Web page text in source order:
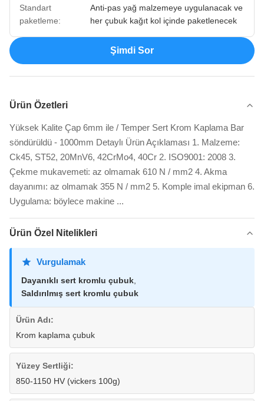
Standart
paketleme:
Anti-pas yağ malzemeye uygulanacak ve
her çubuk kağıt kol içinde paketlenecek
Şimdi Sor
Ürün Özetleri
Yüksek Kalite Çap 6mm ile / Temper Sert Krom Kaplama Bar
söndürüldü - 1000mm Detaylı Ürün Açıklaması 1. Malzeme:
Ck45, ST52, 20MnV6, 42CrMo4, 40Cr 2. ISO9001: 2008 3.
Çekme mukavemeti: az olmamak 610 N / mm2 4. Akma
dayanımı: az olmamak 355 N / mm2 5. Komple imal ekipman 6.
Uygulama: böylece makine ...
Ürün Özel Nitelikleri
Vurgulamak
Dayanıklı sert kromlu çubuk,
Saldırılmış sert kromlu çubuk
Ürün Adı:
Krom kaplama çubuk
Yüzey Sertliği:
850-1150 HV (vickers 100g)